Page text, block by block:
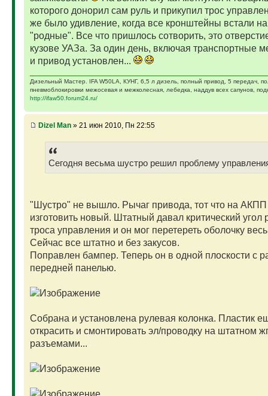
которого донорил сам руль и прикупил трос
же было удивление, когда все кронштейны встали
"родные". Все что пришлось сотворить, это
кузове УАЗа. За один день, включая транспортные
и привод установлен...
Дизельный Мастер. IFA W50LA, КУНГ, 6,5 л дизель, полный привод, 5 передач,
пневмоблокировки межосевая и межколесная, лебедка, наддув всех сапунов,
http://ifaw50.forum24.ru/
Dizel Man» 21 июн 2010, Пн 22:55
Сегодня весьма шустро решил проблему
"Шустро" не вышло. Рычаг привода, тот что на
изготовить новый. Штатный давал критический угол
троса управления и он мог перетереть оболочку
Сейчас все штатно и без закусов.
Поправлен бампер. Теперь он в одной плоскости с
передней панелью.
Собрана и установлена рулевая колонка. Пластик
открасить и смонтировать эл/проводку на штатном
разъемами...